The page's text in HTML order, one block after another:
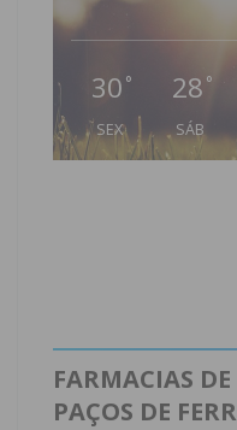
30 °
SEX
28 °
SÁB
FARMACIAS
PAÇOS DE